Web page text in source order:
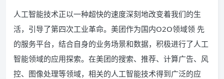
人工智能技术正以一种超快的速度深刻地改变着我们的生
活，引导了第四次工业革命。美团作为国内O2O领域领 先
的服务平台，结合自身的业务场景和数据，积极进行了人工
智能领域的应用探索。在美团的搜索、推荐、计算广告、风
控、图像处理等领域，相关的人工智能技术得到广泛的应